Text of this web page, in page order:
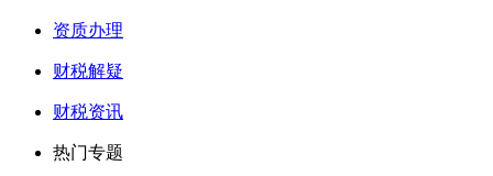
资质办理
财税解疑
财税资讯
热门专题